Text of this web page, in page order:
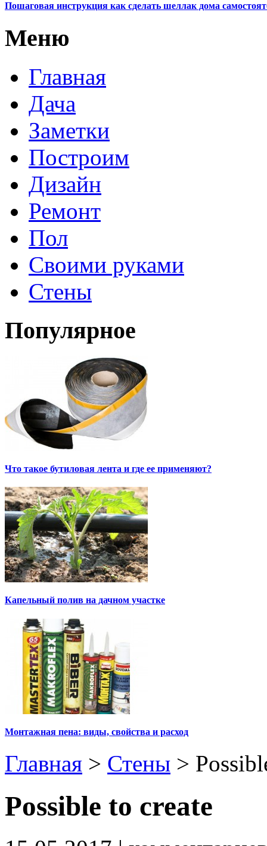
Пошаговая инструкция как сделать шеллак дома
Меню
Главная
Дача
Заметки
Построим
Дизайн
Ремонт
Пол
Своими руками
Стены
Популярное
Что такое бутиловая лента и где ее применяют?
Капельный полив на дачном участке
Монтажная пена: виды, свойства и расход
Главная > Стены >
Possible to create